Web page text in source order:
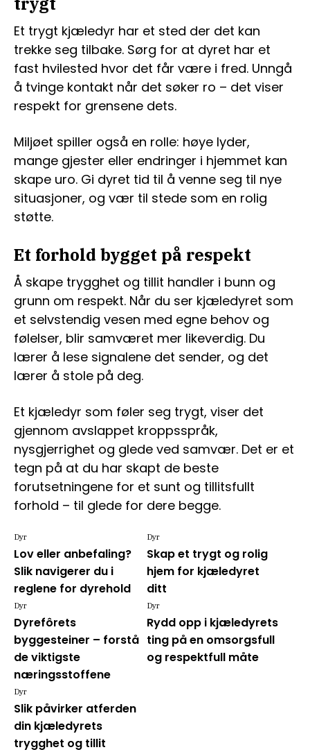
Et trygt kjæledyr har et sted der det kan
trekke seg tilbake. Sørg for at dyret har et
fast hvilested hvor det får være i fred. Unngå
å tvinge kontakt når det søker ro – det viser
respekt for grensene dets.
Miljøet spiller også en rolle: høye lyder,
mange gjester eller endringer i hjemmet kan
skape uro. Gi dyret tid til å venne seg til nye
situasjoner, og vær til stede som en rolig
støtte.
Et forhold bygget på respekt
Å skape trygghet og tillit handler i bunn og
grunn om respekt. Når du ser kjæledyret som
et selvstendig vesen med egne behov og
følelser, blir samværet mer likeverdig. Du
lærer å lese signalene det sender, og det
lærer å stole på deg.
Et kjæledyr som føler seg trygt, viser det
gjennom avslappet kroppsspråk,
nysgjerrighet og glede ved samvær. Det er et
tegn på at du har skapt de beste
forutsetningene for et sunt og tillitsfullt
forhold – til glede for dere begge.
Lov eller anbefaling?
Slik navigerer du i
reglene for dyrehold
Dyr
Skap et trygt og rolig
hjem for kjæledyret
ditt
Dyr
Dyrefôrets
byggesteiner – forstå
de viktigste
næringsstoffene
Dyr
Rydd opp i kjæledyrets
ting på en omsorgsfull
og respektfull måte
Dyr
Slik påvirker atferden
din kjæledyrets
trygghet og tillit
Dyr